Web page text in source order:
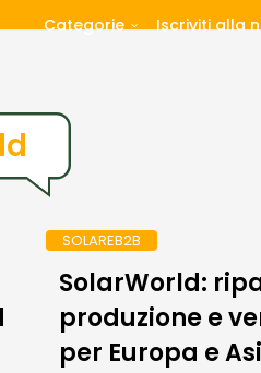
Categorie Iscriviti alla
SOLAREB2B
SolarWorld:
produzione e
per Europa e